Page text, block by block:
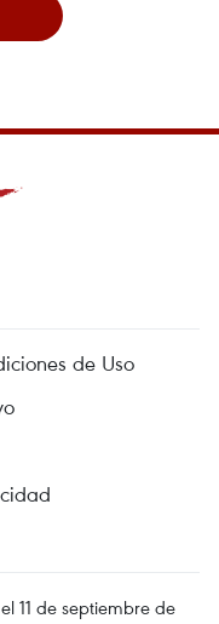
de Uso
11 de septiembre de